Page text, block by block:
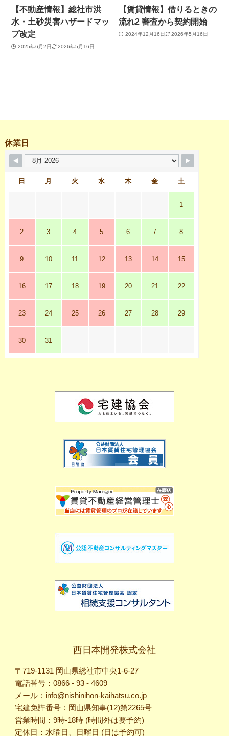
【不動産情報】総社市洪
水・土砂災害ハザードマッ
プ改定
2025年6月2日 2026年5月16日
【賃貸情報】借りるときの
流れ2 審査から契約開始
2024年12月16日 2026年5月16日
休業日
日 月 火 水 木 金 土
1
2 3 4 5 6 7 8
9 10 11 12 13 14 15
16 17 18 19 20 21 22
23 24 25 26 27 28 29
30 31
西日本開発株式会社
〒719-1131 岡山県総社市中央1-6-27
電話番号：0866 - 93 - 4609
メール：info@nishinihon-kaihatsu.co.jp
宅建免許番号：岡山県知事(12)第2265号
営業時間：9時-18時 (時間外は要予約)
定休日：水曜日、日曜日 (日は予約可)